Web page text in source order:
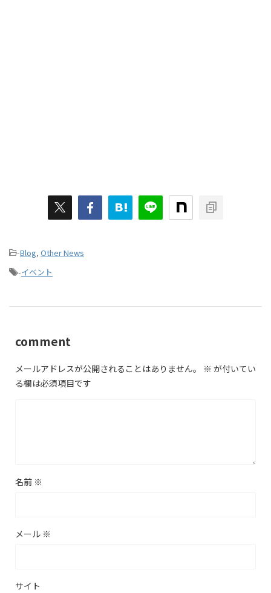
-Blog, Other News
-イベント
comment
メールアドレスが公開されることはありません。 ※ が付いてい
る欄は必須項目です
名前 ※
メール ※
サイト